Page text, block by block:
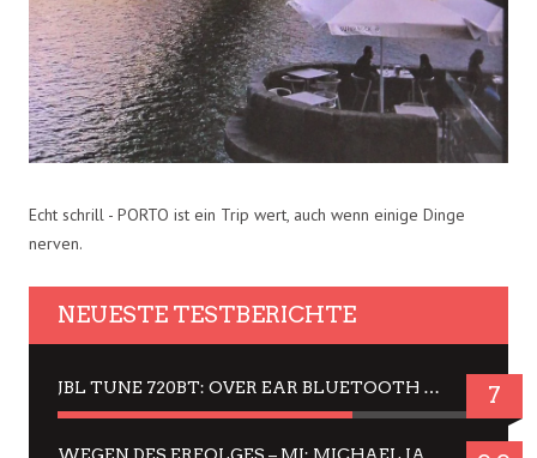
Echt schrill - PORTO ist ein Trip wert, auch wenn einige Dinge
nerven.
NEUESTE TESTBERICHTE
JBL TUNE 720BT: OVER EAR BLUETOOTH KOPFHÖRER UM DIE 50,-€ IM DAUER-TEST 7